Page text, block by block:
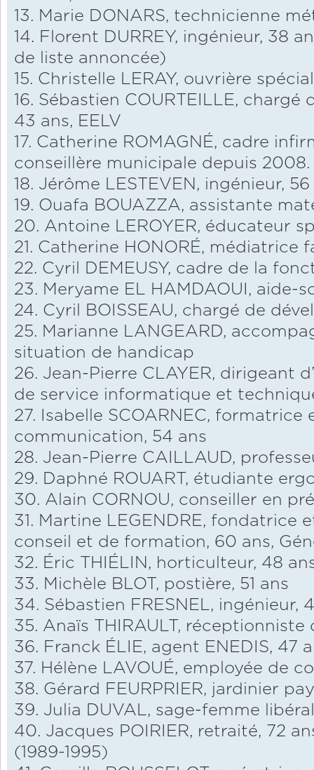
13. Marie DONARS, technicienne
14. Florent DURREY, ingénieur, 38
de liste annoncée)
15. Christelle LERAY, ouvrière
16. Sébastien COURTEILLE,
43 ans, EELV
17. Catherine ROMAGNÉ, cadre
conseillère municipale depuis 2008.
18. Jérôme LESTEVEN, ingénieur, 56
19. Ouafa BOUAZZA, assistante
20. Antoine LEROYER, éducateur
21. Catherine HONORÉ, médiatrice
22. Cyril DEMEUSY, cadre de la
23. Meryame EL HAMDAOUI, aide-
24. Cyril BOISSEAU, chargé de
25. Marianne LANGEARD,
situation de handicap
26. Jean-Pierre CLAYER, dirigeant
de service informatique et
27. Isabelle SCOARNEC, formatrice
communication, 54 ans
28. Jean-Pierre CAILLAUD,
29. Daphné ROUART, étudiante
30. Alain CORNOU, conseiller en
31. Martine LEGENDRE, fondatrice
conseil et de formation, 60 ans,
32. Éric THIÉLIN, horticulteur, 48
33. Michèle BLOT, postière, 51 ans
34. Sébastien FRESNEL, ingénieur,
35. Anaïs THIRAULT, réceptionniste
36. Franck ÉLIE, agent ENEDIS, 47
37. Hélène LAVOUÉ, employée de
38. Gérard FEURPRIER, jardinier
39. Julia DUVAL, sage-femme
40. Jacques POIRIER, retraité, 72
(1989-1995)